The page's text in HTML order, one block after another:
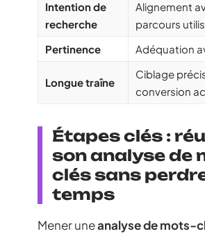
Intention de
recherche
Alignement
parcours
Pertinence
Adéquation
Longue traîne
Ciblage
conversion
Étapes clés :
son analyse de
clés sans
temps
Mener uneanalyse de mots-